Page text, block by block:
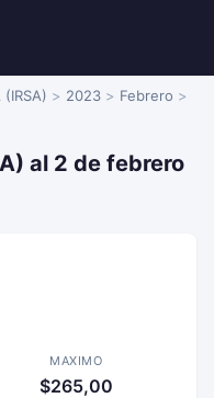
(IRSA) 2023
Febrero
al 2 de febrero
MAXIMO
$265,00